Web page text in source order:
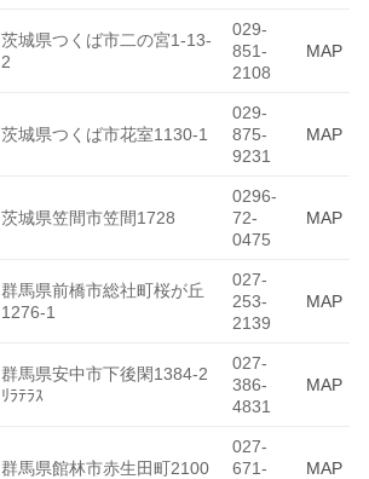
茨城県つくば市二の宮1-13-
2
029-
851-
2108
MAP
茨城県つくば市花室1130-1
029-
875-
9231
MAP
茨城県笠間市笠間1728
0296-
72-
0475
MAP
群馬県前橋市総社町桜が丘
1276-1
027-
253-
2139
MAP
群馬県安中市下後閑1384-2
ﾘﾗﾃﾗｽ
027-
386-
4831
MAP
群馬県館林市赤生田町2100
027-
671-
MAP